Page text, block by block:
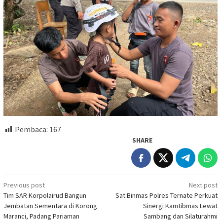
Pembaca: 167
SHARE
Post
navigation
Previous post
Tim SAR Korpolairud Bangun
Jembatan Sementara di Korong
Maranci, Padang Pariaman
Next post
Sat Binmas Polres Ternate Perkuat
Sinergi Kamtibmas Lewat
Sambang dan Silaturahmi